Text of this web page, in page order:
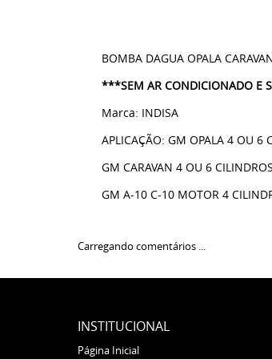
BOMBA DAGUA OPALA
***SEM AR CONDICIONADO E
Marca: INDISA
APLICAÇÃO: GM OPALA 4 OU 6
GM CARAVAN 4 OU 6
GM A-10 C-10 MOTOR 4
Carregando comentários ...
INSTITUCIONAL
Página Inicial